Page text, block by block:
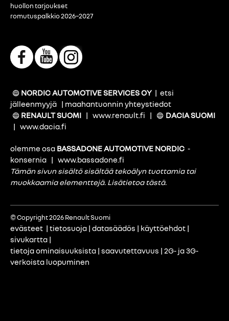
huollon tarjoukset
romutuspalkkio 2026–2027
NORDIC AUTOMOTIVE SERVICES OY | etsi
jälleenmyyjä | maahantuonnin yhteystiedot
RENAULT SUOMI | www.renault.fi |
DACIA SUOMI
| www.dacia.fi
olemme osa BASSADONE AUTOMOTIVE NORDIC -
konsernia | www.bassadone.fi
Tämän sivun sisältö sisältää tekoälyn tuottamia tai
muokkaamia elementtejä. Lisätietoa tästä.
© Copyright 2026 Renault Suomi
evästeet |tietosuoja |datasäädös | käyttöehdot |
sivukartta |
tietoja ominaisuuksista |saavutettavuus |2G- ja 3G-
verkoista luopuminen